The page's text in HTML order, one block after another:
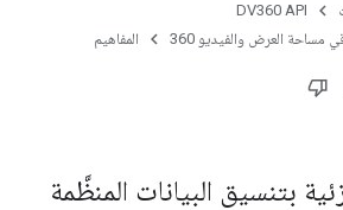
DV360 API
العرض والفيديو 360
المفاهيم
بتنسيق البيانات المنظَّمة